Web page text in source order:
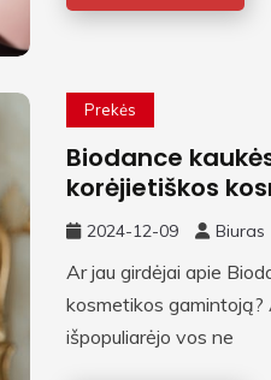
Prekės
Biodance
korėjietiškos
2024-12-09 Biuras
Ar jau girdėjai apie
kosmetikos gamintoją?
išpopuliarėjo vos ne